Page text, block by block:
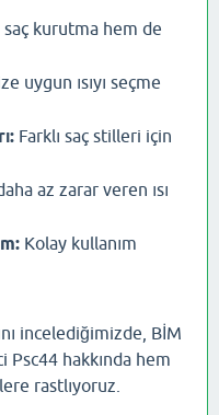
saç kurutma hem de
uygun ısıyı seçme
Farklı saç stilleri için
az zarar veren ısı
Kolay kullanım
incelediğimizde, BİM
hakkında hem
rastlıyoruz.